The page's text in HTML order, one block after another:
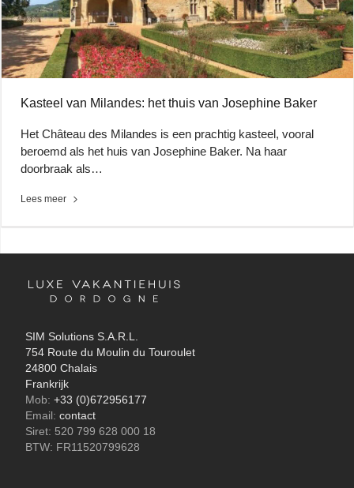
Kasteel van Milandes: het thuis van Josephine Baker
Het Château des Milandes is een prachtig kasteel, vooral
beroemd als het huis van Josephine Baker. Na haar
doorbraak als…
Lees meer
SIM Solutions S.A.R.L.
754 Route du Moulin du Touroulet
24800 Chalais
Frankrijk
Mob: +33 (0)672956177
Email: contact
Siret: 520 799 628 000 18
BTW: FR11520799628